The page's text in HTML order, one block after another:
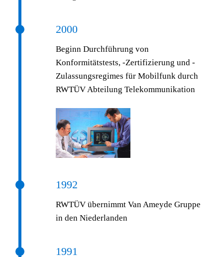
2000
Beginn Durchführung von
Konformitätstests, -Zertifizierung und -
Zulassungsregimes für Mobilfunk durch
RWTÜV Abteilung Telekommunikation
1992
RWTÜV übernimmt Van Ameyde Gruppe
in den Niederlanden
1991